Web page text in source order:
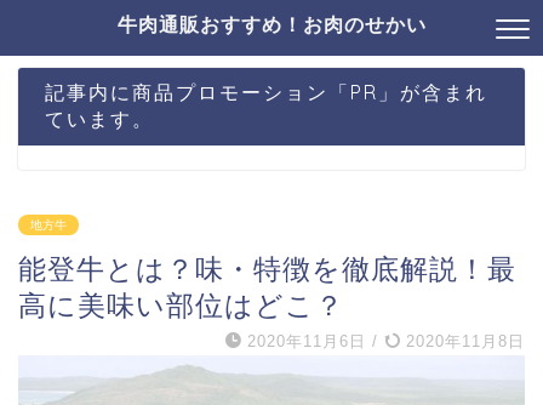
牛肉通販おすすめ！お肉のせかい
記事内に商品プロモーション「PR」が含まれ
ています。
地方牛
能登牛とは？味・特徴を徹底解説！最
高に美味い部位はどこ？
2020年11月6日 / 2020年11月8日